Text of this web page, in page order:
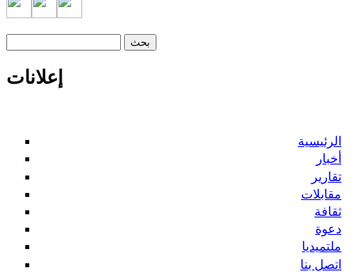
إعلانات
الرئيسية
أخبار
تقارير
مقابلات
ثقافة
دعوة
ملتميديا
اتصل بنا